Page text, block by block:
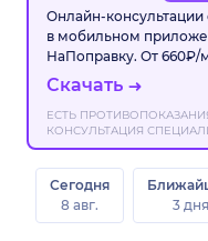
Онлайн-консультации
в мобильном
НаПоправку. От 660₽/
Скачать
ЕСТЬ
КОНСУЛЬТАЦИЯ
Сегодня
8 авг.
3 дня